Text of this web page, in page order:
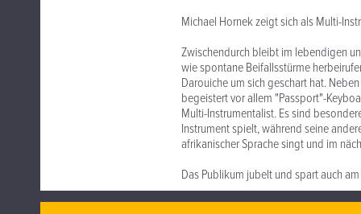
Michael Hornek zeigt sich als Multi-
Zwischendurch bleibt im lebendigen
wie spontane Beifallsstürme
Darouiche um sich geschart hat.
begeistert vor allem "Passport"-
Multi-Instrumentalist. Es sind
Instrument spielt, während seine
afrikanischer Sprache singt und im
Das Publikum jubelt und spart auch